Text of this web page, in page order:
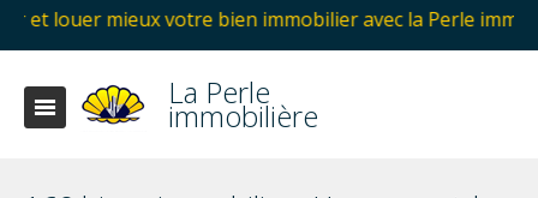
bien immobilier avec la Perle immobilière
La Perle
immobilière